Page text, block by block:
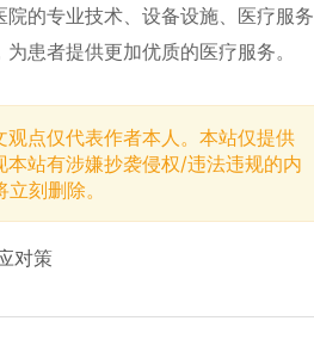
的专业技术、设备设施、医疗服务
患者提供更加优质的医疗服务。
点仅代表作者本人。本站仅提供
站有涉嫌抄袭侵权/违法违规的内
刻删除。
对策